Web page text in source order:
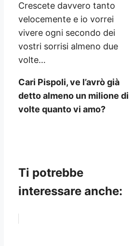
Crescete davvero tanto
velocemente e io vorrei
vivere ogni secondo dei
vostri sorrisi almeno due
volte…
Cari Pispoli, ve l’avrò già
detto almeno un milione di
volte quanto vi amo?
Ti potrebbe
interessare anche: